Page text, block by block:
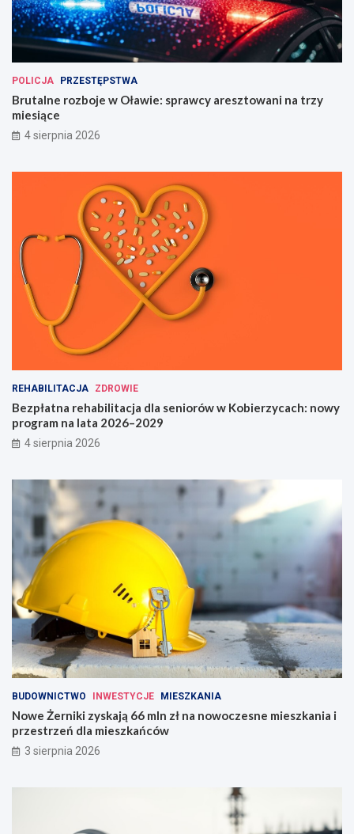
POLICJA PRZESTĘPSTWA
Brutalne rozboje w Oławie: sprawcy aresztowani na trzy
miesiące
4 sierpnia 2026
REHABILITACJA ZDROWIE
Bezpłatna rehabilitacja dla seniorów w Kobierzycach: nowy
program na lata 2026–2029
4 sierpnia 2026
BUDOWNICTWO INWESTYCJE MIESZKANIA
Nowe Żerniki zyskają 66 mln zł na nowoczesne mieszkania i
przestrzeń dla mieszkańców
3 sierpnia 2026